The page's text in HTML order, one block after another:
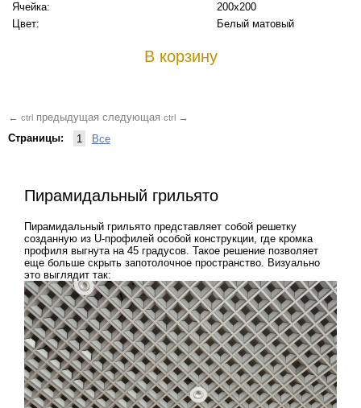
Ячейка:
200x200
Цвет:
Белый матовый
В корзину
← ctrl предыдущая следующая ctrl →
Страницы: 1 Все
Пирамидальный грильято
Пирамидальный грильято представляет собой решетку
созданную из U-профилей особой конструкции, где кромка
профиля выгнута на 45 градусов. Такое решение позволяет
еще больше скрыть запотолочное пространство. Визуально
это выглядит так: